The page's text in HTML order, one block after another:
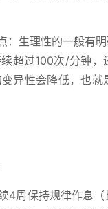
：生理性的一般有
超过100次/分钟
异性会降低，也
4周保持规律作息